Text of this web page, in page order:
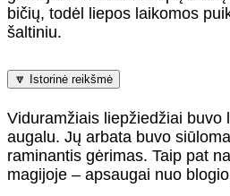
bičių, todėl liepos laikomos
šaltiniu.
🔽 Istorinė reikšmė
Viduramžiais liepžiedžiai buvo
augalu. Jų arbata buvo
raminantis gėrimas. Taip pat
magijoje – apsaugai nuo